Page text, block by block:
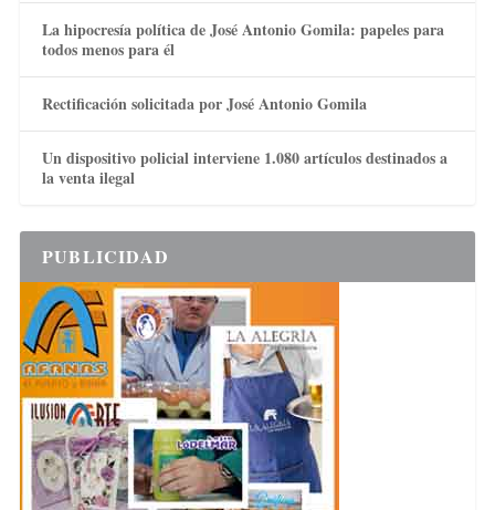
La hipocresía política de José Antonio Gomila: papeles para
todos menos para él
Rectificación solicitada por José Antonio Gomila
Un dispositivo policial interviene 1.080 artículos destinados a
la venta ilegal
PUBLICIDAD